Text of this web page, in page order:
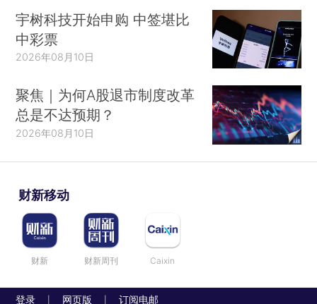
宇树科技开始申购 中签堪比
中彩票
2026年08月10日
聚焦｜为何A股退市制度改革
总是不达预期？
2026年08月10日
财新移动
财新 财新周刊 Caixin
登录 网页版 订阅电邮